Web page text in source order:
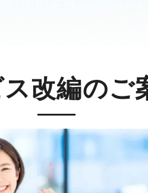
改編のご